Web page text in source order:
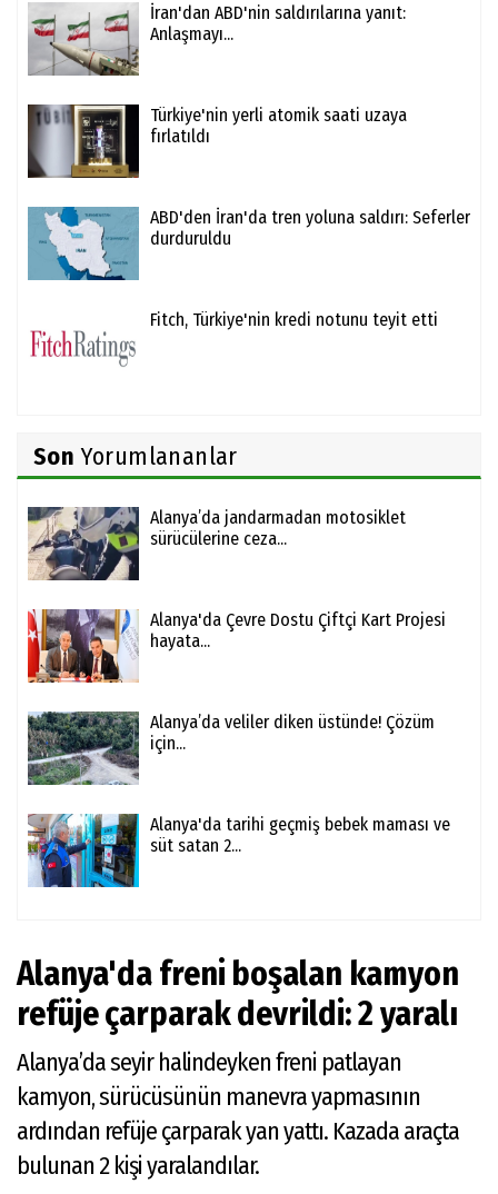
İran'dan ABD'nin saldırılarına yanıt:
Anlaşmayı...
Türkiye'nin yerli atomik saati uzaya
fırlatıldı
ABD'den İran'da tren yoluna saldırı: Seferler
durduruldu
Fitch, Türkiye'nin kredi notunu teyit etti
Son Yorumlananlar
Alanya’da jandarmadan motosiklet
sürücülerine ceza...
Alanya'da Çevre Dostu Çiftçi Kart Projesi
hayata...
Alanya’da veliler diken üstünde! Çözüm
için...
Alanya'da tarihi geçmiş bebek maması ve
süt satan 2...
Alanya'da freni boşalan kamyon
refüje çarparak devrildi: 2 yaralı
Alanya’da seyir halindeyken freni patlayan
kamyon, sürücüsünün manevra yapmasının
ardından refüje çarparak yan yattı. Kazada araçta
bulunan 2 kişi yaralandılar.